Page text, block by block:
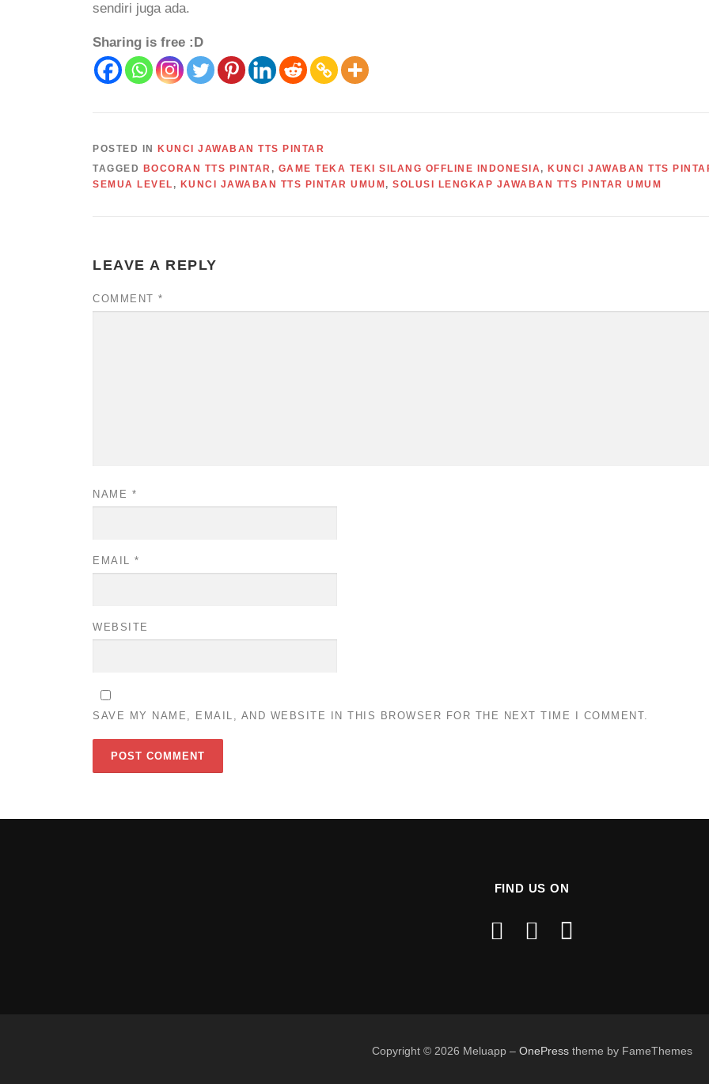
sendiri juga ada.
Sharing is free :D
POSTED IN
KUNCI JAWABAN TTS PINTAR
TAGGED
BOCORAN TTS PINTAR , GAME TEKA TEKI SILANG OFFLINE INDONESIA, KUNCI JAWABAN TTS
SEMUA LEVEL , KUNCI JAWABAN TTS PINTAR UMUM , SOLUSI LENGKAP JAWABAN TTS PINTAR UMUM
LEAVE A REPLY
COMMENT *
NAME *
EMAIL *
WEBSITE
SAVE MY NAME, EMAIL, AND WEBSITE IN THIS BROWSER FOR THE NEXT TIME I COMMENT.
FIND US ON
Copyright © 2026 Meluapp – OnePresstheme by FameThemes